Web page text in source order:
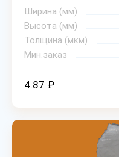
Ширина (мм)
Высота (мм)
Толщина (мкм)
Мин.заказ
4.87 ₽